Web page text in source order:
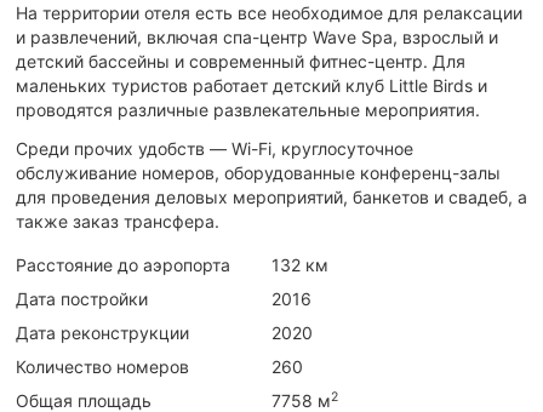
На территории отеля есть все необходимое для релаксации
и развлечений, включая спа-центр Wave Spa, взрослый и
детский бассейны и современный фитнес-центр. Для
маленьких туристов работает детский клуб Little Birds и
проводятся различные развлекательные мероприятия.
Среди прочих удобств — Wi-Fi, круглосуточное
обслуживание номеров, оборудованные конференц-залы
для проведения деловых мероприятий, банкетов и свадеб, а
также заказ трансфера.
Расстояние до аэропорта
132 км
Дата постройки
2016
Дата реконструкции
2020
Количество номеров
260
Общая площадь
7758 м2